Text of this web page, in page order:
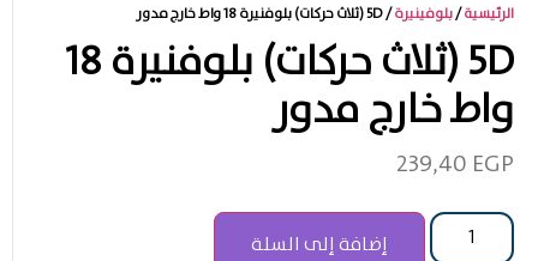
الرئيسية/بلوفينيرة/ 5D (ثلاث حركات) بلوفنيرة 18 واط خارج مدور
5D (ثلاث حركات) بلوفنيرة 18
واط خارج مدور
239,40 EGP
إضافة إلى السلة